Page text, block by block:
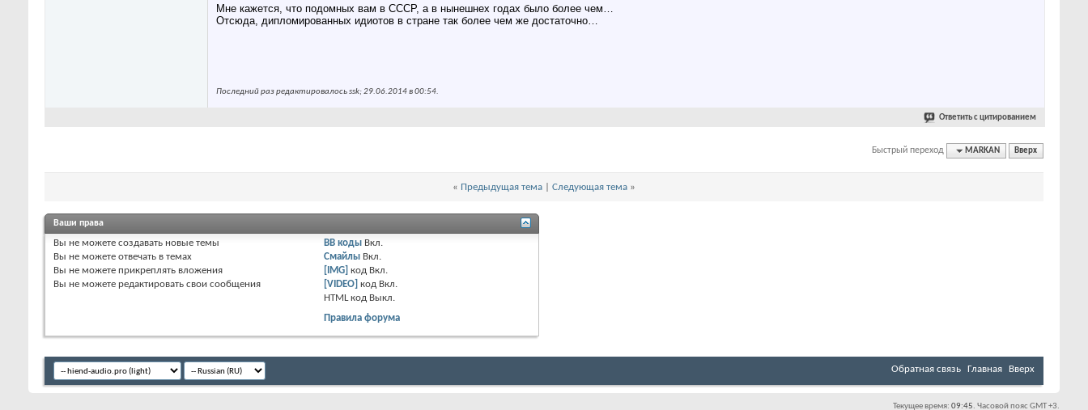
Мне кажется, что подомных вам в СССР, а в нынешнех годах было более чем…
Отсюда, дипломированных идиотов в стране так более чем же достаточно…
Последний раз редактировалось ssk; 29.06.2014 в00:54.
Ответить с цитированием
Быстрый переход MARKAN Вверх
« Предыдущая тема Следующая тема »
Ваши права
Вы не можете создавать новые темы
Вы не можете отвечать в темах
Вы не можете прикреплять вложения
Вы не можете редактировать свои сообщения
BB коды Вкл.
Смайлы Вкл.
[IMG] код Вкл.
[VIDEO] код Вкл.
HTML код Выкл.
Правила форума
Обратная связь Главная Вверх
Текущее время: 09:45. Часовой пояс GMT +3.